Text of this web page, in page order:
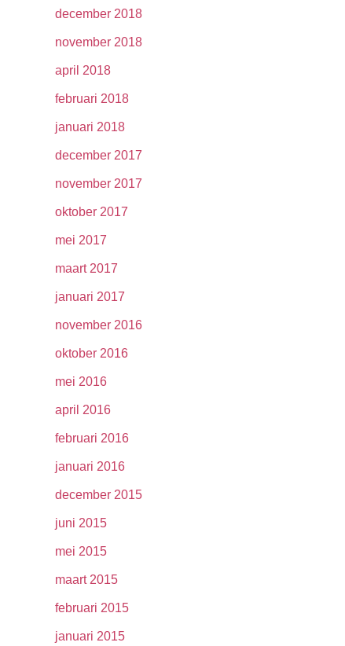
december 2018
november 2018
april 2018
februari 2018
januari 2018
december 2017
november 2017
oktober 2017
mei 2017
maart 2017
januari 2017
november 2016
oktober 2016
mei 2016
april 2016
februari 2016
januari 2016
december 2015
juni 2015
mei 2015
maart 2015
februari 2015
januari 2015